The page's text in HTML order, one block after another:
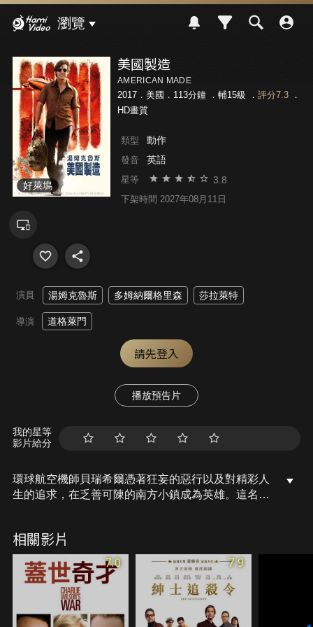
瀏覽
好萊塢
美國製造
AMERICAN MADE
2017．美國．113分鐘 ． 輔15級 ． 評分7.3．
HD畫質
類型 動作
發音 英語
星等 3.8
下架時間 2027年08月11日
演員 湯姆克魯斯 多姆納爾格里森 莎拉萊特
導演 道格萊門
請先登入
播放預告片
我的星等
影片給分
環球航空機師貝瑞希爾憑著狂妄的惡行以及對精彩人
生的追求，在乏善可陳的南方小鎮成為英雄。這名迷
們沒料到一開始運送違禁品的生意會演變成貝瑞協助
建立一支軍隊和資助一場戰爭。
相關影片
7.0 7.9